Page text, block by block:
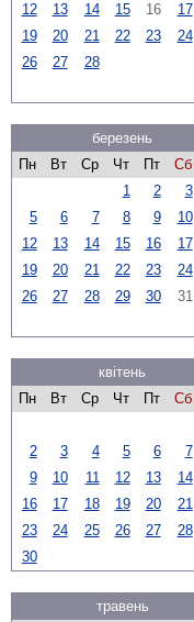
12
13 14 15 16 17
19
20 21 22 23 24
26
27 28
березень
Пн
Вт Ср Чт Пт Сб
1
2 3
5
6 7 8 9 10
12
13 14 15 16 17
19
20 21 22 23 24
26
27 28 29 30 31
квітень
Пн
Вт Ср Чт Пт Сб
2
3 4 5 6 7
9
10 11 12 13 14
16
17 18 19 20 21
23
24 25 26 27 28
30
травень